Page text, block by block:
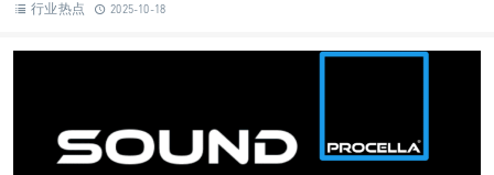
行业热点 2025-10-18